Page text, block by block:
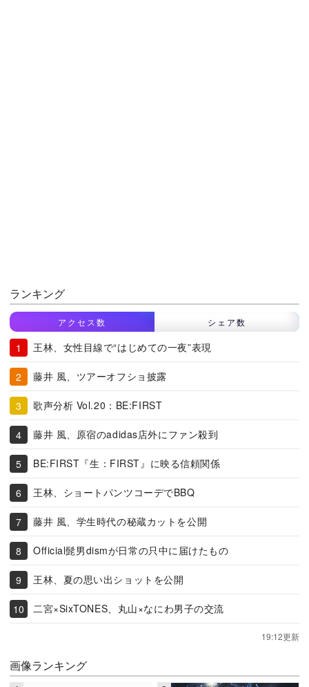
ランキング
アクセス数 シェア数
王林、女性目線で“はじめての一夜”表現
藤井 風、ツアーオフショ披露
歌声分析 Vol.20：BE:FIRST
藤井 風、原宿のadidas店外にファン殺到
BE:FIRST『生：FIRST』に映る信頼関係
王林、ショートパンツコーデでBBQ
藤井 風、学生時代の秘蔵カットを公開
Official髭男dismが日常の只中に届けたもの
王林、夏の思い出ショットを公開
二宮×SixTONES、丸山×なにわ男子の交流
19:12更新
画像ランキング